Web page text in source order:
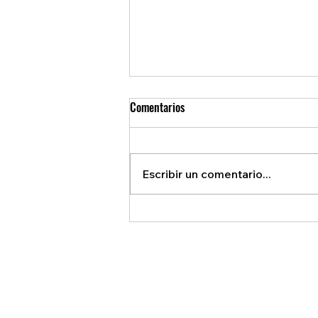
Ontario Prohíbe Móviles en
Comentarios
Escribir un comentario...